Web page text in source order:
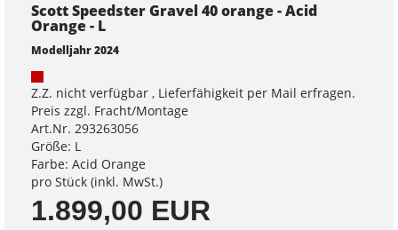
Scott Speedster Gravel 40 orange - Acid
Orange - L
Modelljahr 2024
Z.Z. nicht verfügbar , Lieferfähigkeit per Mail erfragen.
Preis zzgl. Fracht/Montage
Art.Nr. 293263056
Größe: L
Farbe: Acid Orange
pro Stück (inkl. MwSt.)
1.899,00 EUR